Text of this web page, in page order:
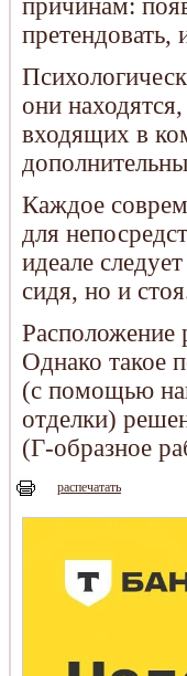
причинам:
они
входящих в
Каждое
для
идеале
сидя, но и
Расположение
Однако такое
(с помощью
отделки)
(Г-образное
распечатать